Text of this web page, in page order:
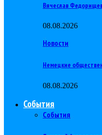
Вячеслав
08.08.2026
Новости
Немецкие
08.08.2026
События
События